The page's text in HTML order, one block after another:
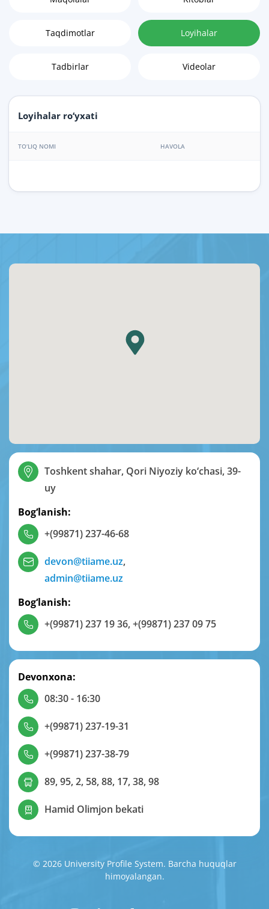
Taqdimotlar Loyihalar
Tadbirlar Videolar
Loyihalar ro‘yxati
TO‘LIQ NOMI HAVOLA
Toshkent shahar, Qori Niyoziy ko‘chasi, 39-
uy
Bog‘lanish:
+(99871) 237-46-68
devon@tiiame.uz,
admin@tiiame.uz
Bog‘lanish:
+(99871) 237 19 36,+(99871) 237 09 75
Devonxona:
08:30 - 16:30
+(99871) 237-19-31
+(99871) 237-38-79
89, 95, 2, 58, 88, 17, 38, 98
Hamid Olimjon bekati
© 2026 University Profile System. Barcha huquqlar
himoyalangan.